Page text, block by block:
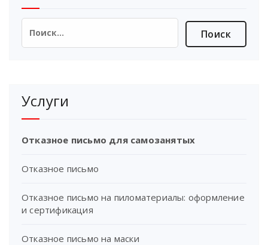
Найти:
Услуги
Отказное письмо для самозанятых
Отказное письмо
Отказное письмо на пиломатериалы: оформление
и сертификация
Отказное письмо на маски